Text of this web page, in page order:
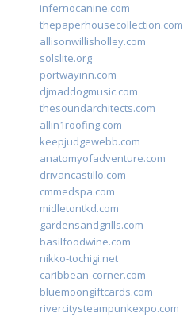
infernocanine.com
thepaperhousecollection.com
allisonwillisholley.com
solslite.org
portwayinn.com
djmaddogmusic.com
thesoundarchitects.com
allin1roofing.com
keepjudgewebb.com
anatomyofadventure.com
drivancastillo.com
cmmedspa.com
midletontkd.com
gardensandgrills.com
basilfoodwine.com
nikko-tochigi.net
caribbean-corner.com
bluemoongiftcards.com
rivercitysteampunkexpo.com